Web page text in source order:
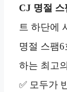
CJ 명절
트 하단에
명절 스팸
하는 최고
✅ 모두가